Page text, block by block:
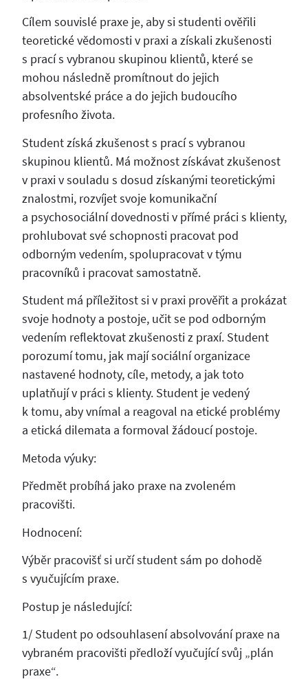
Cílem souvislé praxe je, aby si studenti ověřili
teoretické vědomosti v praxi a získali zkušenosti
s prací s vybranou skupinou klientů, které se
mohou následně promítnout do jejich
absolventské práce a do jejich budoucího
profesního života.
Student získá zkušenost s prací s vybranou
skupinou klientů. Má možnost získávat zkušenost
v praxi v souladu s dosud získanými teoretickými
znalostmi, rozvíjet svoje komunikační
a psychosociální dovednosti v přímé práci s klienty,
prohlubovat své schopnosti pracovat pod
odborným vedením, spolupracovat v týmu
pracovníků i pracovat samostatně.
Student má příležitost si v praxi prověřit a prokázat
svoje hodnoty a postoje, učit se pod odborným
vedením reflektovat zkušenosti z praxí. Student
porozumí tomu, jak mají sociální organizace
nastavené hodnoty, cíle, metody, a jak toto
uplatňují v práci s klienty. Student je vedený
k tomu, aby vnímal a reagoval na etické problémy
a etická dilemata a formoval žádoucí postoje.
Metoda výuky:
Předmět probíhá jako praxe na zvoleném
pracovišti.
Hodnocení:
Výběr pracovišť si určí student sám po dohodě
s vyučujícím praxe.
Postup je následující:
1/ Student po odsouhlasení absolvování praxe na
vybraném pracovišti předloží vyučující svůj „plán
praxe“.